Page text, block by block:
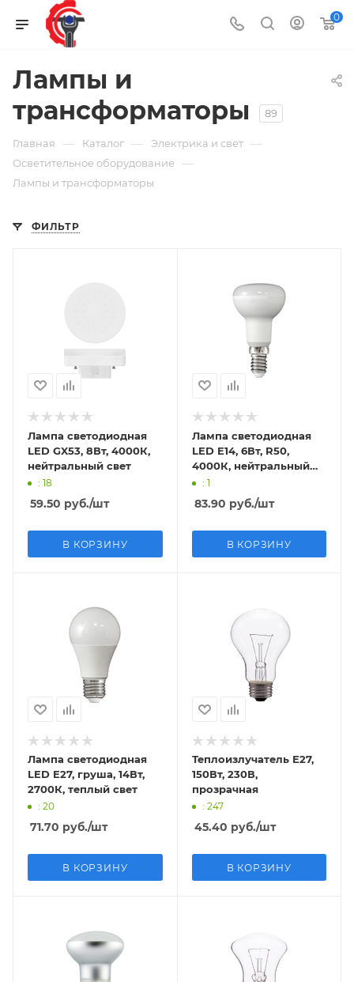
0
Лампы и
трансформаторы
89
Главная — Каталог — Электрика и свет —
Осветительное оборудование —
Лампы и трансформаторы
ФИЛЬТР
Лампа светодиодная
LED GX53, 8Вт, 4000К,
нейтральный свет
: 18
59.50 руб./шт
В КОРЗИНУ
Лампа светодиодная
LED E14, 6Вт, R50,
4000К, нейтральный
свет
: 1
83.90 руб./шт
В КОРЗИНУ
Лампа светодиодная
LED E27, груша, 14Вт,
2700К, теплый свет
: 20
71.70 руб./шт
В КОРЗИНУ
Теплоизлучатель Е27,
150Вт, 230В,
прозрачная
: 247
45.40 руб./шт
В КОРЗИНУ